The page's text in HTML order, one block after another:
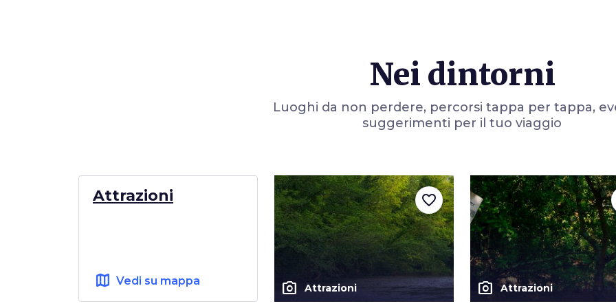
Nei dintorni
Luoghi da non perdere, percorsi tappa per tappa,
suggerimenti per il tuo viaggio
Attrazioni
map Vedi su mappa photo_camera Attrazioni
favorite_border
photo_camera Attrazioni